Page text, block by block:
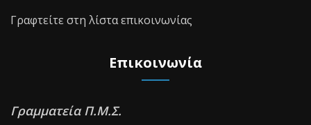
Γραφτείτε στη λίστα επικοινωνίας
Επικοινωνία
Γραμματεία Π.Μ.Σ.